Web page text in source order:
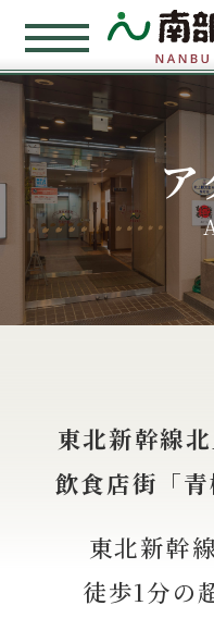
東北新幹線
飲食店街「
東北新幹
徒歩1分の